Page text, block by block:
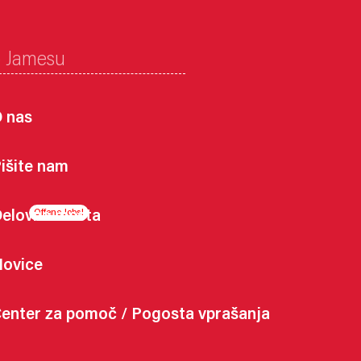
Jamesu
nas
nam
mesta
za pomoč / Pogosta vprašanja